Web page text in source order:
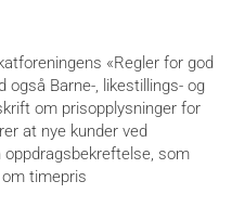
«Regler for god
også Barne-, likestillings- og
om prisopplysninger for
at nye kunder ved
som
timepris